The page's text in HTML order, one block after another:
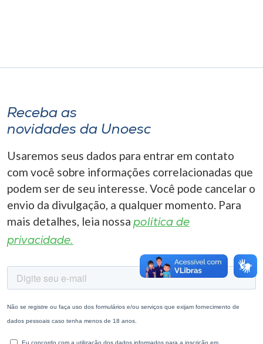
Museu
Store
Selecione
A-
Receba as
novidades da Unoesc
Usaremos seus dados para entrar em contato
com você sobre informações correlacionadas que
podem ser de seu interesse. Você pode cancelar o
envio da divulgação, a qualquer momento. Para
mais detalhes, leia nossa política de
privacidade.